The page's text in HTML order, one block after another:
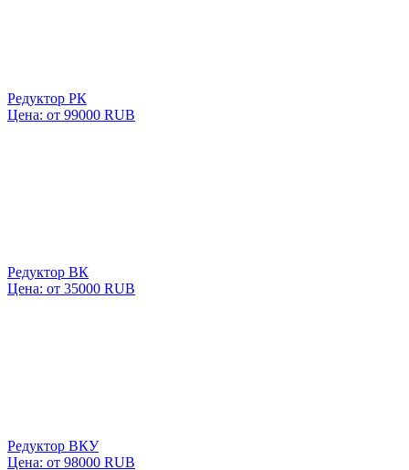
Редуктор РК
Цена: от 99000 RUB
Редуктор ВК
Цена: от 35000 RUB
Редуктор ВКУ
Цена: от 98000 RUB